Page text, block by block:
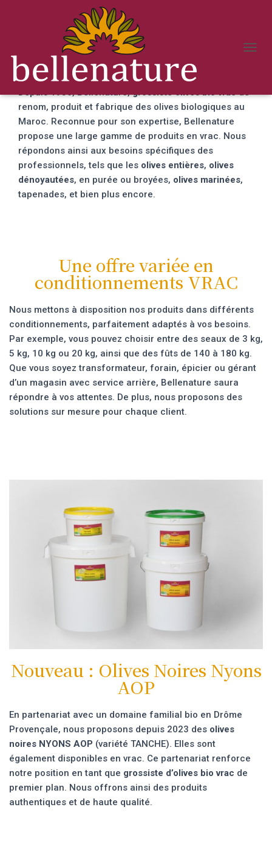
Grossiste olives bio vrac
Depuis 1956, Bellenature,grossiste olives bio vracde
renom, produit et fabrique des olives biologiques au
Maroc. Reconnue pour son expertise, Bellenature
propose une large gamme de produits en vrac. Nous
répondons ainsi aux besoins spécifiques des
professionnels, tels que les olives entières, olives
dénoyautées, en purée ou broyées, olives marinées,
tapenades, et bien plus encore.
Une offre variée en
conditionnements VRAC
Nous mettons à disposition nos produits dans différents
conditionnements, parfaitement adaptés à vos besoins.
Par exemple, vous pouvez choisir entre des seaux de 3 kg,
5 kg, 10 kg ou 20 kg, ainsi que des fûts de 140 à 180 kg.
Que vous soyez transformateur, forain, épicier ou gérant
d’un magasin avec service arrière, Bellenature saura
répondre à vos attentes. De plus, nous proposons des
solutions sur mesure pour chaque client.
Nouveau : Olives Noires Nyons
AOP
En partenariat avec un domaine familial bio en Drôme
Provençale, nous proposons depuis 2023 des olives
noires NYONS AOP (variété TANCHE). Elles sont
également disponibles en vrac. Ce partenariat renforce
notre position en tant que grossiste d’olives bio vrac de
premier plan. Nous offrons ainsi des produits
authentiques et de haute qualité.